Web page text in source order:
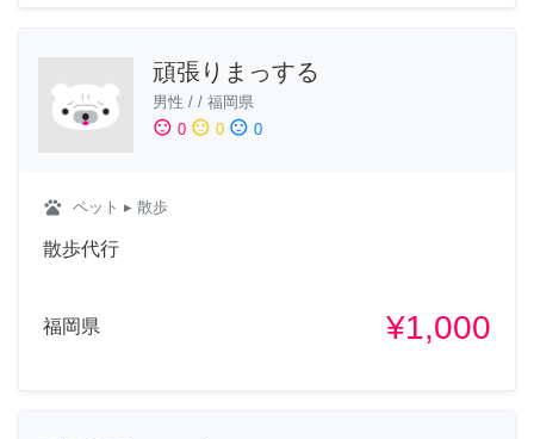
頑張りまっする
男性 / / 福岡県
sentiment_satisfied 0 sentiment_neutral 0 sentiment_dissatisfied 0
pets ペット ▸ 散歩
散歩代行
福岡県 ¥1,000